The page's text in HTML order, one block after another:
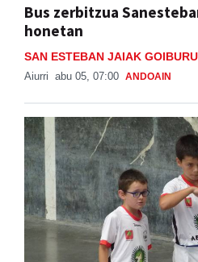
Bus zerbitzua
honetan
SAN ESTEBAN JAIAK
Aiurri abu 05, 07:00 ANDOAIN